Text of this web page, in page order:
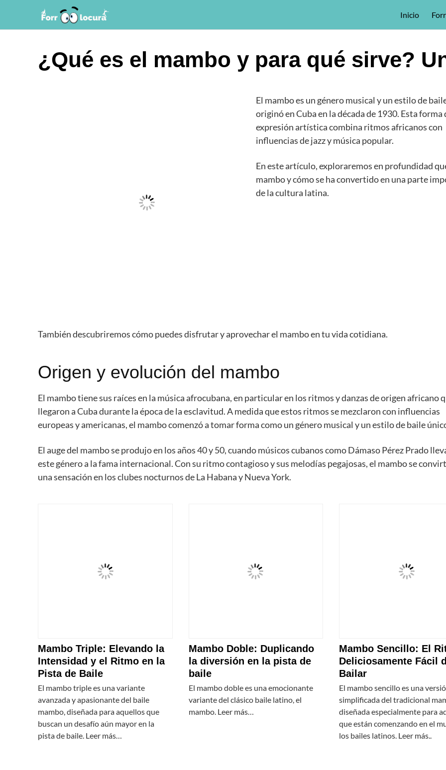
contenido
Inicio
¿Qué es el mambo y para qué sirve?
El mambo es un género musical y un estilo de
originó en Cuba en la década de 1930. Esta forma
expresión artística combina ritmos africanos con
influencias de jazz y música popular.
En este artículo, exploraremos en profundidad
mambo y cómo se ha convertido en una parte
de la cultura latina.
También descubriremos cómo puedes disfrutar y aprovechar el mambo en tu vida cotidiana.
Origen y evolución del mambo
El mambo tiene sus raíces en la música afrocubana, en particular en los ritmos y danzas de origen africano
llegaron a Cuba durante la época de la esclavitud. A medida que estos ritmos se mezclaron con influencias
europeas y americanas, el mambo comenzó a tomar forma como un género musical y un estilo de baile
El auge del mambo se produjo en los años 40 y 50, cuando músicos cubanos como Dámaso Pérez Prado
este género a la fama internacional. Con su ritmo contagioso y sus melodías pegajosas, el mambo se
una sensación en los clubes nocturnos de La Habana y Nueva York.
Mambo Triple: Elevando la
Intensidad y el Ritmo en la
Pista de Baile
El mambo triple es una variante
avanzada y apasionante del baile
mambo, diseñada para aquellos que
buscan un desafío aún mayor en la
pista de baile. Leer más…
Mambo Doble: Duplicando
la diversión en la pista de
baile
El mambo doble es una emocionante
variante del clásico baile latino, el
mambo. Leer más…
Mambo Sencillo: El
Deliciosamente Fácil
Bailar
El mambo sencillo es una
simplificada del tradicional
diseñada especialmente para
que están comenzando en el
los bailes latinos. Leer más..